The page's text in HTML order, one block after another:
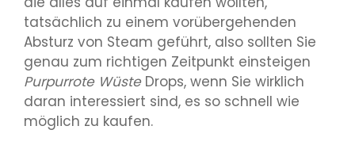
tatsächlich zu einem vorübergehenden
Absturz von Steam geführt, also sollten Sie
genau zum richtigen Zeitpunkt einsteigen
Purpurrote Wüste Drops, wenn Sie wirklich
daran interessiert sind, es so schnell wie
möglich zu kaufen.